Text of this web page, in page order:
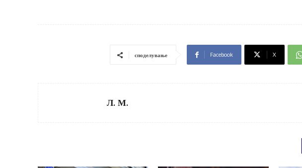
споделување Facebook X
Л. М.